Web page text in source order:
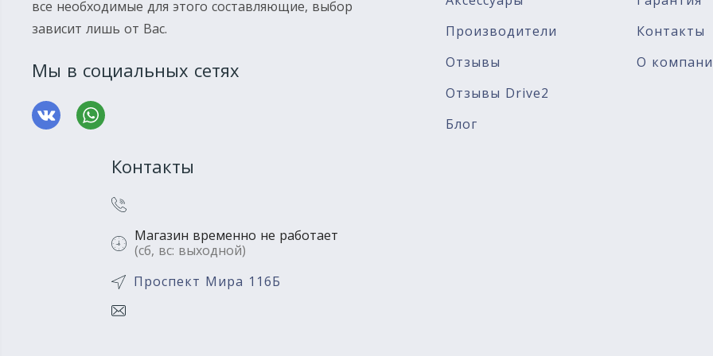
все необходимые для этого составляющие, выбор
зависит лишь от Вас.
Мы в социальных сетях
Производители
Отзывы
Отзывы Drive2
Блог
Контакты
О
Контакты
Магазин временно не работает
(сб, вс: выходной)
Проспект Мира 116Б